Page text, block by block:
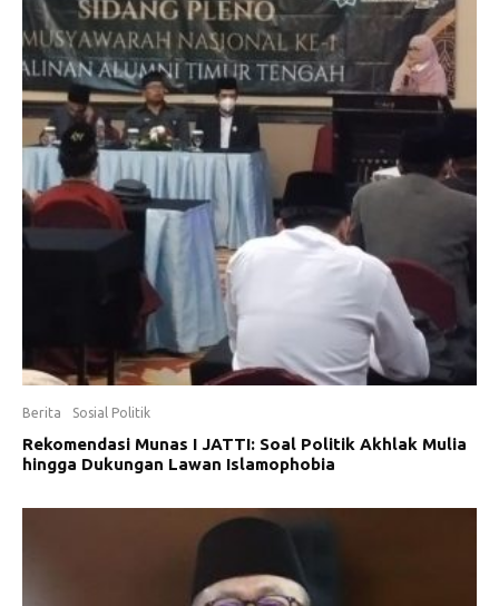
Berita Sosial Politik
Rekomendasi Munas I JATTI: Soal Politik Akhlak Mulia
hingga Dukungan Lawan Islamophobia